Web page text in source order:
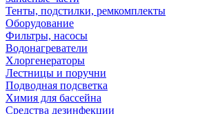
Тенты, подстилки, ремкомплекты
Оборудование
Фильтры, насосы
Водонагреватели
Хлоргенераторы
Лестницы и поручни
Подводная подсветка
Химия для бассейна
Средства дезинфекции